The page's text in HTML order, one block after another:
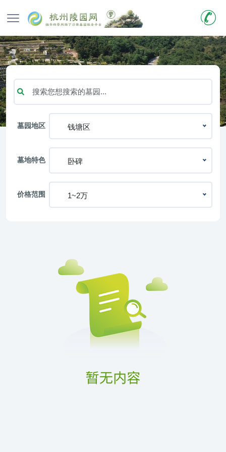
墓园地区 钱塘区
墓地特色 卧碑
价格范围 1~2万